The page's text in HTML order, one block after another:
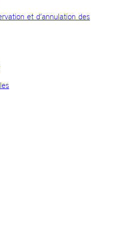
et d’annulation des